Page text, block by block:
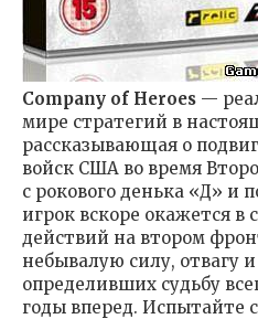
Company of Heroes —
мире стратегий в
рассказывающая о
войск США во время
с рокового денька «Д» и
игрок вскоре окажется в
действий на втором
небывалую силу, отвагу и
определивших судьбу
годы вперед. Испытайте